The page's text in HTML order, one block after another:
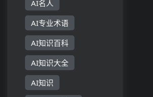
AI名人
AI专业术语
AI知识百科
AI知识大全
AI知识